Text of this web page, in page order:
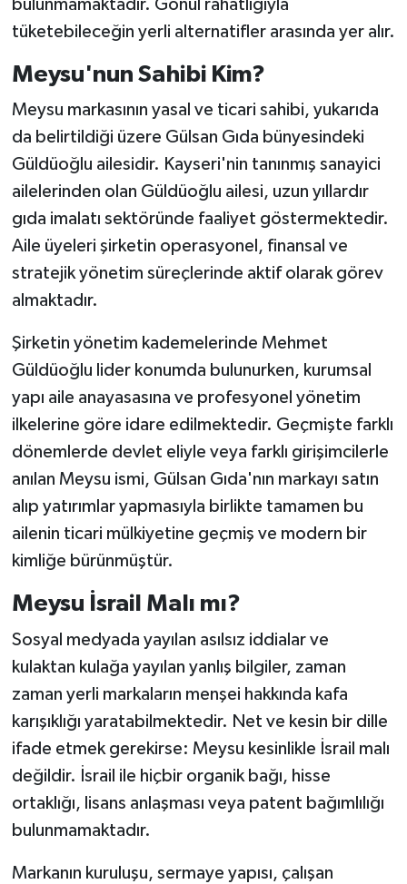
bulunmamaktadır. Gönül rahatlığıyla
tüketebileceğin yerli alternatifler arasında yer alır.
Meysu'nun Sahibi Kim?
Meysu markasının yasal ve ticari sahibi, yukarıda
da belirtildiği üzere Gülsan Gıda bünyesindeki
Güldüoğlu ailesidir. Kayseri'nin tanınmış sanayici
ailelerinden olan Güldüoğlu ailesi, uzun yıllardır
gıda imalatı sektöründe faaliyet göstermektedir.
Aile üyeleri şirketin operasyonel, finansal ve
stratejik yönetim süreçlerinde aktif olarak görev
almaktadır.
Şirketin yönetim kademelerinde Mehmet
Güldüoğlu lider konumda bulunurken, kurumsal
yapı aile anayasasına ve profesyonel yönetim
ilkelerine göre idare edilmektedir. Geçmişte farklı
dönemlerde devlet eliyle veya farklı girişimcilerle
anılan Meysu ismi, Gülsan Gıda'nın markayı satın
alıp yatırımlar yapmasıyla birlikte tamamen bu
ailenin ticari mülkiyetine geçmiş ve modern bir
kimliğe bürünmüştür.
Meysu İsrail Malı mı?
Sosyal medyada yayılan asılsız iddialar ve
kulaktan kulağa yayılan yanlış bilgiler, zaman
zaman yerli markaların menşei hakkında kafa
karışıklığı yaratabilmektedir. Net ve kesin bir dille
ifade etmek gerekirse: Meysu kesinlikle İsrail malı
değildir. İsrail ile hiçbir organik bağı, hisse
ortaklığı, lisans anlaşması veya patent bağımlılığı
bulunmamaktadır.
Markanın kuruluşu, sermaye yapısı, çalışan